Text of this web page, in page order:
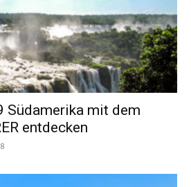
Südamerika mit dem
entdecken